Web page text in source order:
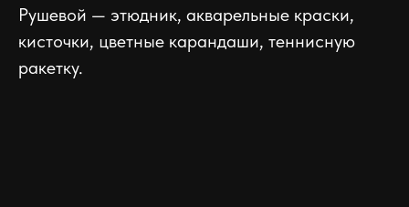
Рушевой — этюдник, акварельные краски,
кисточки, цветные карандаши, теннисную
ракетку.